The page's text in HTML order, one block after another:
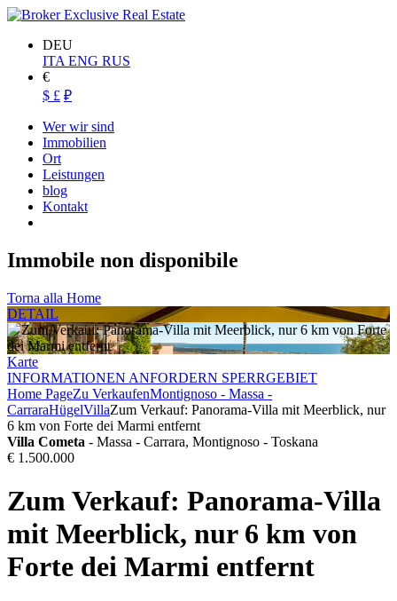
DEU
ITA ENG RUS
€
$ £ ₽
Wer wir sind
Immobilien
Ort
Leistungen
blog
Kontakt
Immobile non disponibile
Torna alla Home
DETAIL
Karte
INFORMATIONEN ANFORDERN SPERRGEBIET
Home PageZu VerkaufenMontignoso - Massa -
CarraraHügelVillaZum Verkauf: Panorama-Villa mit Meerblick, nur
6 km von Forte dei Marmi entfernt
Villa Cometa - Massa - Carrara, Montignoso - Toskana
€ 1.500.000
Zum Verkauf: Panorama-Villa
mit Meerblick, nur 6 km von
Forte dei Marmi entfernt